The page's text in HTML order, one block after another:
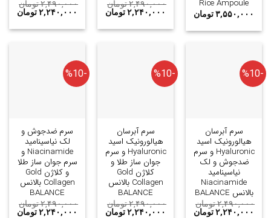
Rice Ampoule
۳,۵۵۰,۰۰۰تومان
۲,۴۹۰,۰۰۰تومان
۲,۲۴۰,۰۰۰تومان
۲,۴۹۰,۰۰۰تومان
۲,۲۴۰,۰۰۰تومان
-%10
سرم آبرسان
هیالورونیک اسید
Hyaluronic و سرم
ضدجوش و لک
نیاسینامید
Niacinamide
بالانس BALANCE
۲,۴۹۰,۰۰۰تومان
۲,۲۴۰,۰۰۰تومان
-%10
سرم آبرسان
هیالورونیک اسید
Hyaluronic و سرم
جوان ساز طلا و
کلاژن Gold
Collagen بالانس
BALANCE
۲,۴۹۰,۰۰۰تومان
۲,۲۴۰,۰۰۰تومان
-%10
سرم ضدجوش و
لک نیاسینامید
Niacinamide و
سرم جوان ساز طلا
و کلاژن Gold
Collagen بالانس
BALANCE
۲,۴۹۰,۰۰۰تومان
۲,۲۴۰,۰۰۰تومان